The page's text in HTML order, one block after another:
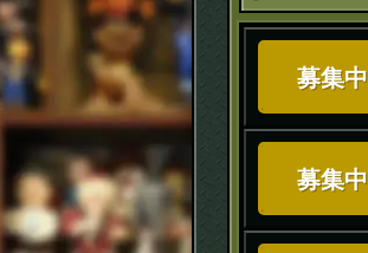
募集中
募集中